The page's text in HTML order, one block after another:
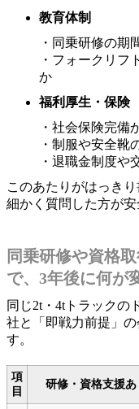
教育体制
・同乗研修の期
・フォークリフ
か
福利厚生・保険
・社会保険完備
・制服や安全靴
・退職金制度や
このあたりがはっき
細かく質問した方が安
同乗研修や資格
で、3年後に何が
同じ2t・4tトラックの
社と「即戦力前提」
す。
項
目
研修・資格支援